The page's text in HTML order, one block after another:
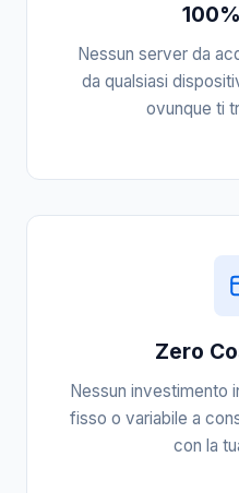
Nessun server da
da qualsiasi
ovunque ti
Zero
Nessun investimento
fisso o variabile a
con la